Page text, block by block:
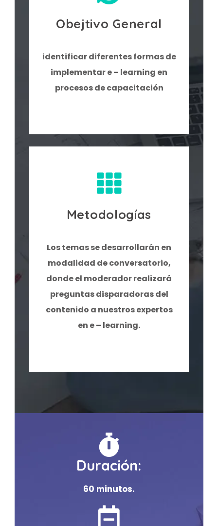
Obejtivo General
identificar diferentes formas de
implementar e – learning en
procesos de capacitación
Metodologías
Los temas se desarrollarán en
modalidad de conversatorio,
donde el moderador realizará
preguntas disparadoras del
contenido a nuestros expertos
en e – learning.
Duración:
60 minutos.